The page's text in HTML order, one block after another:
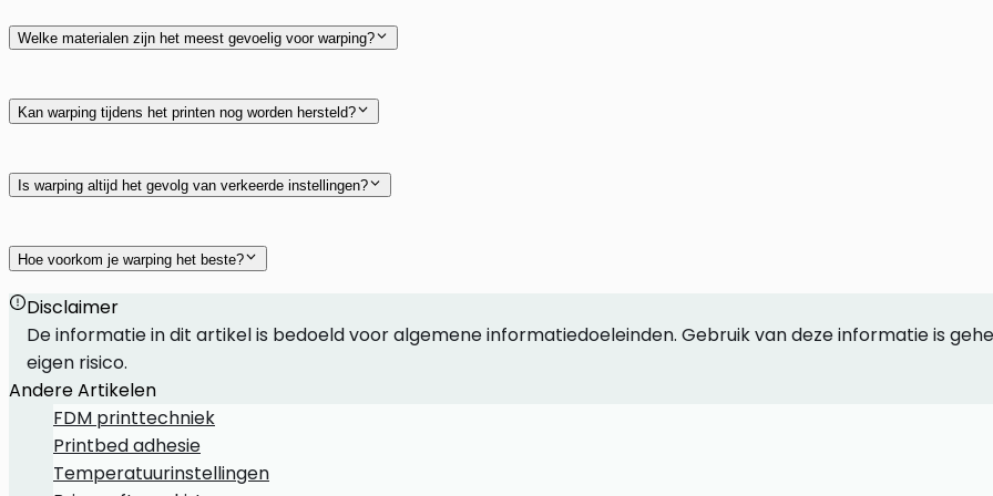
Welke materialen zijn het meest gevoelig voor warping?
Kan warping tijdens het printen nog worden hersteld?
Is warping altijd het gevolg van verkeerde instellingen?
Hoe voorkom je warping het beste?
Disclaimer
De informatie in dit artikel is bedoeld voor algemene informatiedoeleinden. Gebruik van deze informatie is
eigen risico.
Andere Artikelen
FDM printtechniek
Printbed adhesie
Temperatuurinstellingen